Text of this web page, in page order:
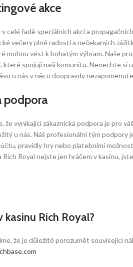
akce
v celé řadě speciálních akcí a
večery plné radosti a nečekaných
mohou vést k bohatým výhram. Naše
které spojují naši komunitu. Nenechte si
u nás v něco doopravdy
podpora
že vynikající zákaznická podpora je pro
u nás. Náš profesionální tým
pravidly hry nebo platebními
Rich Royal nejste jen hráčem v kasinu,
Rich Royal?
že je důležité porozumět související